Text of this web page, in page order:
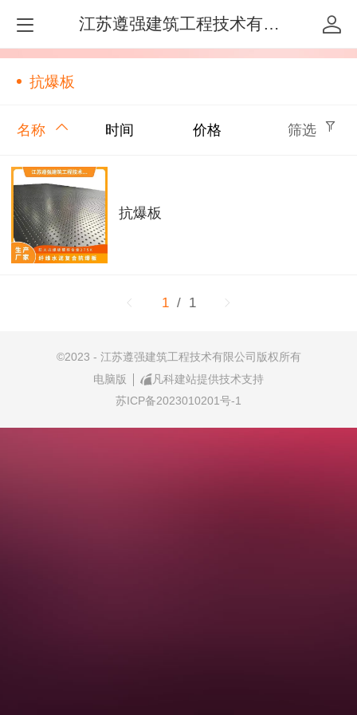
江苏遵强建筑工程技术有限公司
抗爆板
名称 时间 价格 筛选
抗爆板
1 / 1
©2023 - 江苏遵强建筑工程技术有限公司版权所有
电脑版
凡科建站提供技术支持
苏ICP备2023010201号-1